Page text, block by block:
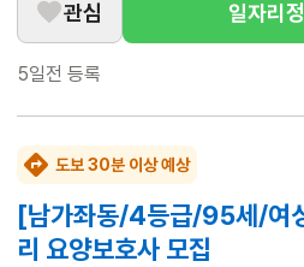
관심 일자리
5일전 등록
도보 30분 이상 예상
[남가좌동/4등급/95세/여
리 요양보호사 모집